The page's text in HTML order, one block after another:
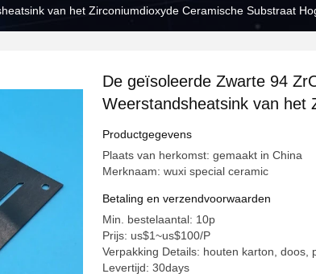
van het Zirconiumdioxyde Ceramische Substraat
De geïsoleerde Zwarte 94
Weerstandsheatsink van het
Ceramische Substraat Hoge
Productgegevens
Plaats van herkomst: gemaakt in China
Merknaam: wuxi special ceramic
Betaling en verzendvoorwaarden
Min. bestelaantal: 10p
Prijs: us$1~us$100/P
Verpakking Details: houten karton, doos,
Levertijd: 30days